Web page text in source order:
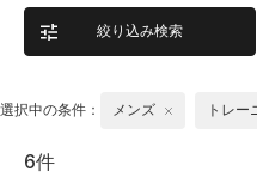
絞り込み検索
選択中の条件： メンズ トレー
6件